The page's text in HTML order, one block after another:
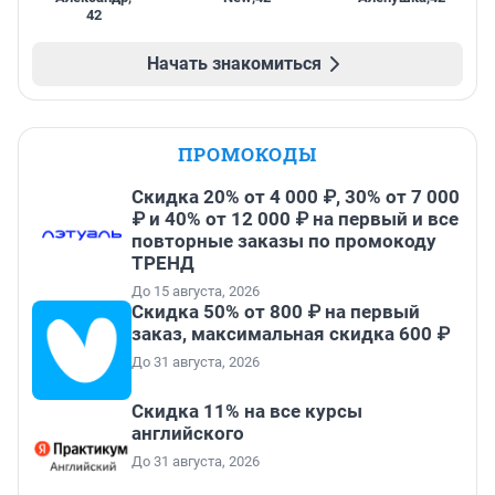
42
Начать знакомиться
ПРОМОКОДЫ
Скидка 20% от 4 000 ₽, 30% от 7 000
₽ и 40% от 12 000 ₽ на первый и все
повторные заказы по промокоду
ТРЕНД
До 15 августа, 2026
Скидка 50% от 800 ₽ на первый
заказ, максимальная скидка 600 ₽
До 31 августа, 2026
Скидка 11% на все курсы
английского
До 31 августа, 2026